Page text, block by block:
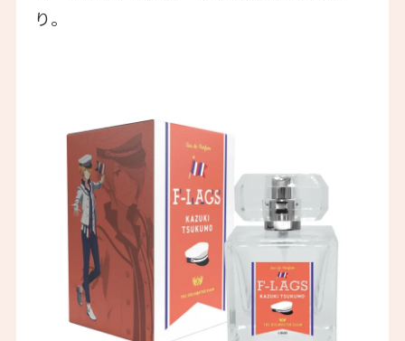
り。